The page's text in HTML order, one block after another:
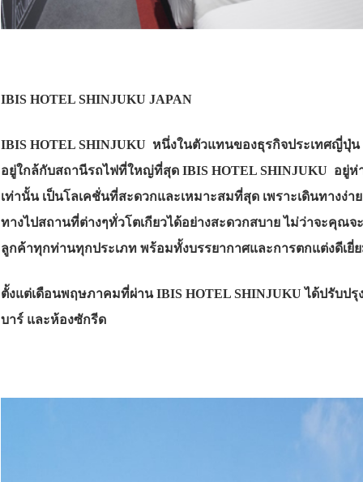
IBIS HOTEL SHINJUKU JAPAN
IBIS HOTEL SHINJUKU หนึ่งในตัวแทนของธุรกิจประเทศญี่ปุ่
อยู่ใกล้กับสถานีรถไฟที่ใหญ่ที่สุด IBIS HOTEL SHINJUKU อยู่
เท่านั้น เป็นโลเคชั่นที่สะดวกและเหมาะสมที่สุด เพราะเดินทางง่
ทางไปสถานที่ต่างๆทั่วโตเกียวได้อย่างสะดวกสบาย ไม่ว่าจะคุ
ลูกค้าทุกท่านทุกประเภท พร้อมทั้งบรรยากาศและการตกแต่งดีเ
ตั้งแต่เดือนพฤษภาคมที่ผ่าน IBIS HOTEL SHINJUKU ได้ปรับป
บาร์ และห้องซักรีด